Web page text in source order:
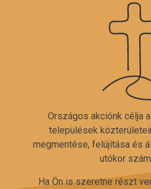
Országos akciónk célja
települések
megmentése, felújítása és
utókor
Ha Ön is szeretne részt